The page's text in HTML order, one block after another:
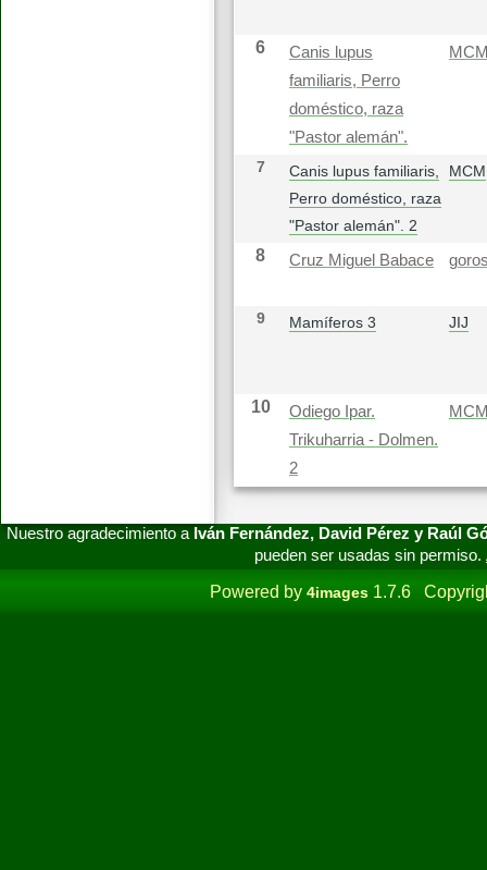
6
Canis lupus
familiaris, Perro
doméstico, raza
"Pastor alemán".
7
Canis lupus familiaris,
Perro doméstico, raza
"Pastor alemán". 2
MCM
8 Cruz Miguel Babace
9 Mamíferos 3 JIJ
10
Odiego Ipar.
Trikuharria - Dolmen.
2
Nuestro agradecimiento a Iván Fernández, David Pérez y Raúl
pueden ser usadas sin permiso.
Powered by 4images 1.7.6